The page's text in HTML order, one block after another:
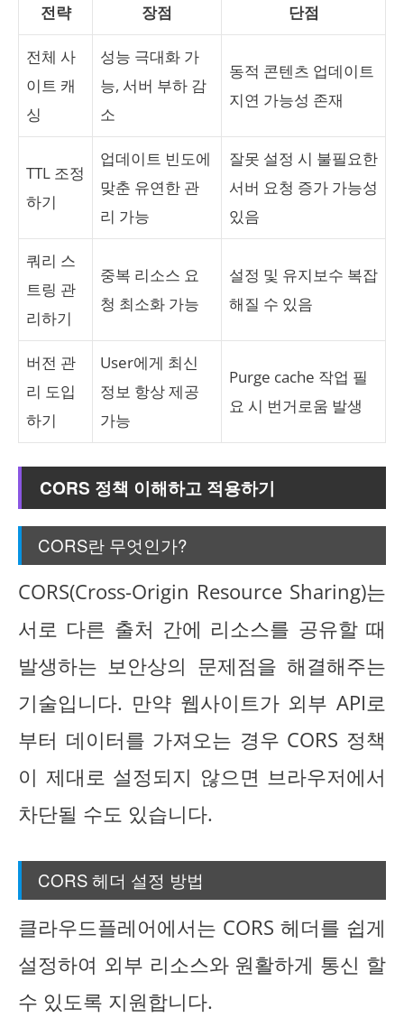
전략 장점 단점
전체 사
이트 캐
싱
성능 극대화 가
능, 서버 부하 감
소
동적 콘텐츠 업데이트
지연 가능성 존재
TTL 조정
하기
업데이트 빈도에
맞춘 유연한 관
리 가능
잘못 설정 시 불필요한
서버 요청 증가 가능성
있음
쿼리 스
트링 관
리하기
중복 리소스 요
청 최소화 가능
설정 및 유지보수 복잡
해질 수 있음
버전 관
리 도입
하기
User에게 최신
정보 항상 제공
가능
Purge cache 작업 필
요 시 번거로움 발생
CORS 정책 이해하고 적용하기
CORS란 무엇인가?
CORS(Cross-Origin Resource Sharing)는
서로 다른 출처 간에 리소스를 공유할 때
발생하는 보안상의 문제점을 해결해주는
기술입니다. 만약 웹사이트가 외부 API로
부터 데이터를 가져오는 경우 CORS 정책
이 제대로 설정되지 않으면 브라우저에서
차단될 수도 있습니다.
CORS 헤더 설정 방법
클라우드플레어에서는 CORS 헤더를 쉽게
설정하여 외부 리소스와 원활하게 통신 할
수 있도록 지원합니다.